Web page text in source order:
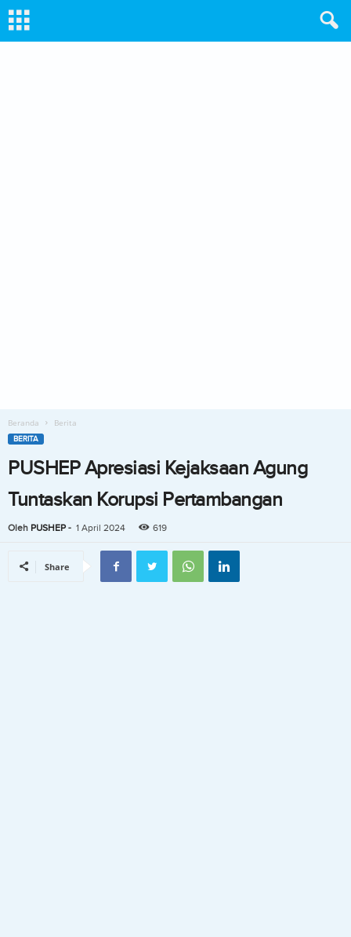
Beranda Berita
BERITA
PUSHEP Apresiasi Kejaksaan Agung
Tuntaskan Korupsi Pertambangan
Oleh PUSHEP - 1 April 2024 619
Share